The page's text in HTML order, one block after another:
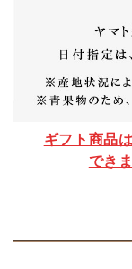
ギフト商品
でき